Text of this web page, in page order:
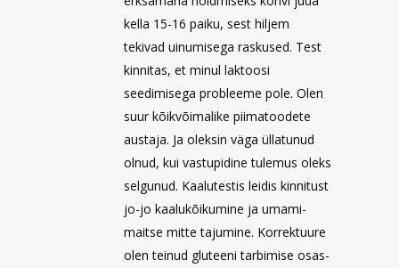
kella 15-16 paiku, sest hiljem
tekivad uinumisega raskused. Test
kinnitas, et minul laktoosi
seedimisega probleeme pole. Olen
suur kõikvõimalike piimatoodete
austaja. Ja oleksin väga üllatunud
olnud, kui vastupidine tulemus oleks
selgunud. Kaalutestis leidis kinnitust
jo-jo kaalukõikumine ja umami-
maitse mitte tajumine. Korrektuure
olen teinud gluteeni tarbimise osas-